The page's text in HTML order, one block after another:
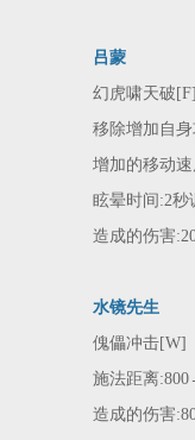
吕蒙
幻虎啸天破
移除增加自
增加的移动
眩晕时间:2秒
造成的伤害
水镜先生
傀儡冲击[W]
施法距离
造成的伤害